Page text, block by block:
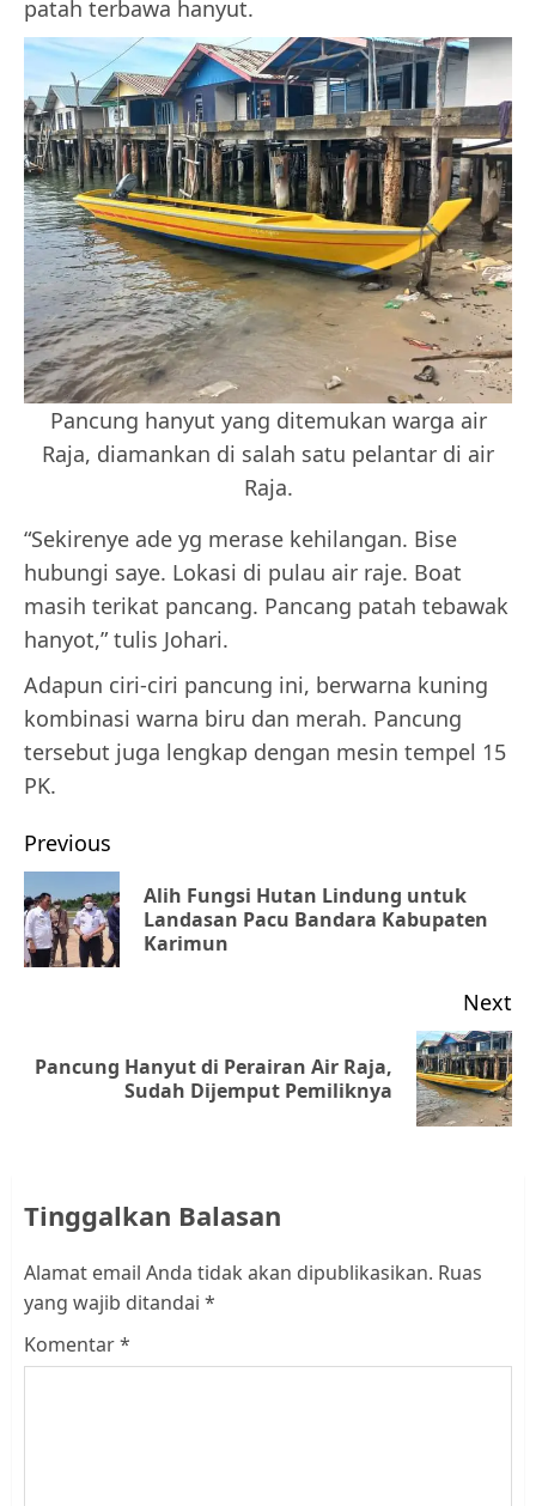
patah terbawa hanyut.
Pancung hanyut yang ditemukan warga air
Raja, diamankan di salah satu pelantar di air
Raja.
“Sekirenye ade yg merase kehilangan. Bise
hubungi saye. Lokasi di pulau air raje. Boat
masih terikat pancang. Pancang patah tebawak
hanyot,” tulis Johari.
Adapun ciri-ciri pancung ini, berwarna kuning
kombinasi warna biru dan merah. Pancung
tersebut juga lengkap dengan mesin tempel 15
PK.
Post
navigation
Previous
Alih Fungsi Hutan Lindung untuk
Landasan Pacu Bandara Kabupaten
Karimun
Next
Next
Pancung Hanyut di Perairan Air Raja,
Sudah Dijemput Pemiliknya
Tinggalkan Balasan
Alamat email Anda tidak akan dipublikasikan. Ruas
yang wajib ditandai *
Komentar*